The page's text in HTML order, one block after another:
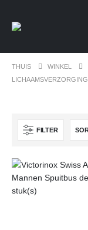
THUIS WINKEL
LICHAAMSVERZORGING
FILTER